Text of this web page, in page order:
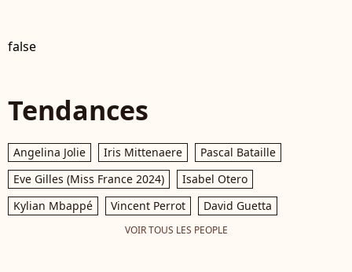
false
Tendances
Angelina Jolie Iris Mittenaere
Pascal Bataille
Eve Gilles (Miss France 2024)
Isabel Otero
Kylian Mbappé
Vincent Perrot David Guetta
VOIR TOUS LES PEOPLE